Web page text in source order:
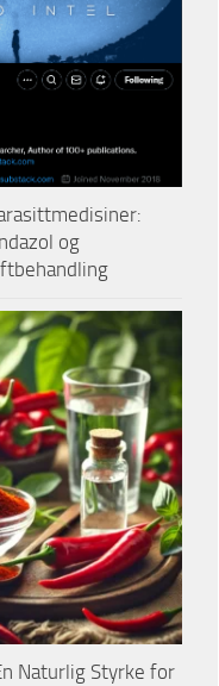
og
Naturlig Styrke for